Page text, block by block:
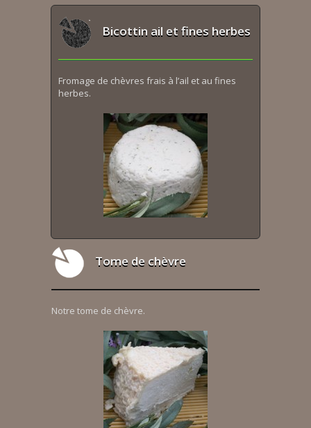
Bicottin ail et fines herbes
Fromage de chèvres frais à l’ail et au fines
herbes.
Tome de chèvre
Notre tome de chèvre.